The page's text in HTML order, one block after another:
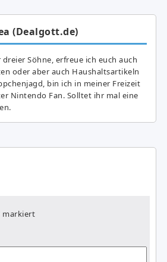
(Dealgott.de)
Söhne, erfreue ich euch auch
oder aber auch Haushaltsartikeln
bin ich in meiner Freizeit
Nintendo Fan. Solltet ihr mal eine
markiert